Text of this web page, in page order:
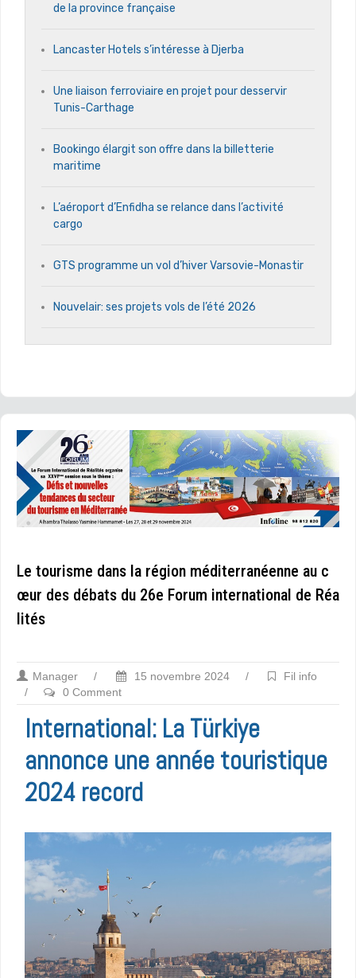
de la province française
Lancaster Hotels s’intéresse à Djerba
Une liaison ferroviaire en projet pour desservir
Tunis-Carthage
Bookingo élargit son offre dans la billetterie
maritime
L’aéroport d’Enfidha se relance dans l’activité
cargo
GTS programme un vol d’hiver Varsovie-Monastir
Nouvelair: ses projets vols de l’été 2026
Le tourisme dans la région méditerranéenne au c
œur des débats du 26e Forum international de Réa
lités
Manager / 15 novembre 2024 /
Fil info
/
0 Comment
International: La Türkiye
annonce une année touristique
2024 record